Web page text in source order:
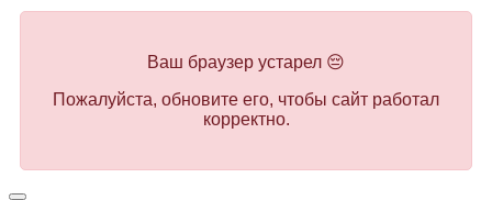
Ваш браузер устарел 😔
Пожалуйста, обновите его, чтобы сайт работал
корректно.